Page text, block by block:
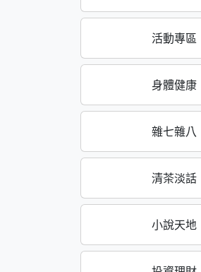
活動專區
身體健康
雜七雜八
清茶淡話
小說天地